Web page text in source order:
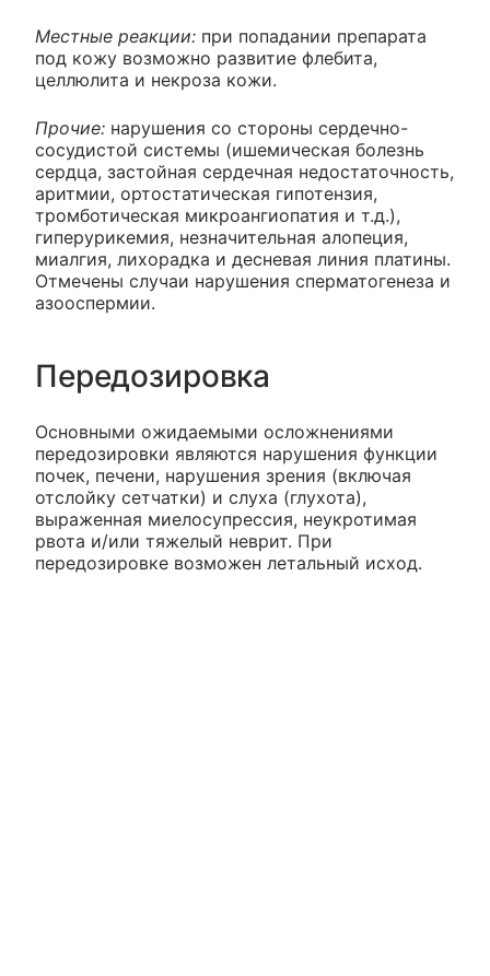
Местные реакции: при попадании препарата
под кожу возможно развитие флебита,
целлюлита и некроза кожи.
Прочие: нарушения со стороны сердечно-
сосудистой системы (ишемическая болезнь
сердца, застойная сердечная недостаточность,
аритмии, ортостатическая гипотензия,
тромботическая микроангиопатия и т.д.),
гиперурикемия, незначительная алопеция,
миалгия, лихорадка и десневая линия платины.
Отмечены случаи нарушения сперматогенеза и
азооспермии.
Передозировка
Основными ожидаемыми осложнениями
передозировки являются нарушения функции
почек, печени, нарушения зрения (включая
отслойку сетчатки) и слуха (глухота),
выраженная миелосупрессия, неукротимая
рвота и/или тяжелый неврит. При
передозировке возможен летальный исход.